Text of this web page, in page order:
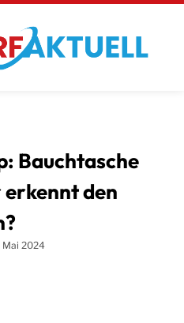
Bauchtasche
den
Mai 2024